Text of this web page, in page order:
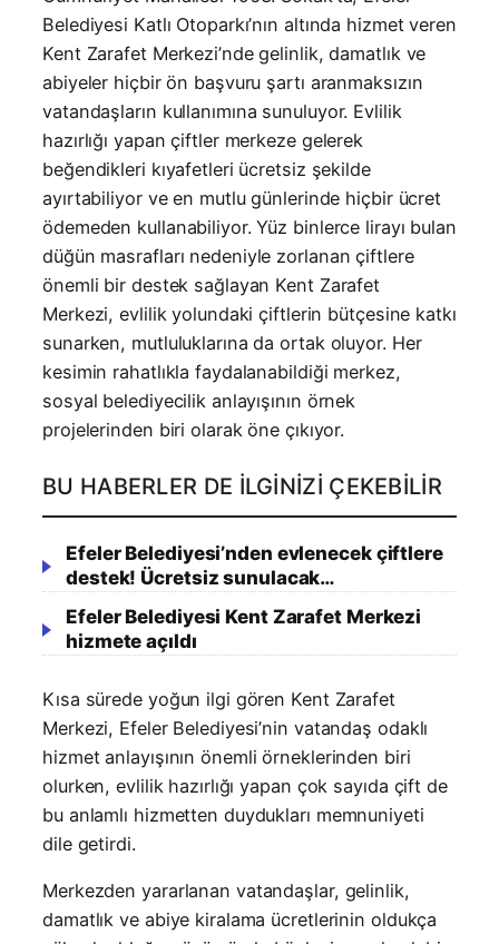
Belediyesi Katlı Otoparkı’nın altında hizmet veren
Kent Zarafet Merkezi’nde gelinlik, damatlık ve
abiyeler hiçbir ön başvuru şartı aranmaksızın
vatandaşların kullanımına sunuluyor. Evlilik
hazırlığı yapan çiftler merkeze gelerek
beğendikleri kıyafetleri ücretsiz şekilde
ayırtabiliyor ve en mutlu günlerinde hiçbir ücret
ödemeden kullanabiliyor. Yüz binlerce lirayı bulan
düğün masrafları nedeniyle zorlanan çiftlere
önemli bir destek sağlayan Kent Zarafet
Merkezi, evlilik yolundaki çiftlerin bütçesine katkı
sunarken, mutluluklarına da ortak oluyor. Her
kesimin rahatlıkla faydalanabildiği merkez,
sosyal belediyecilik anlayışının örnek
projelerinden biri olarak öne çıkıyor.
BU HABERLER DE İLGINIZI ÇEKEBILIR
Efeler Belediyesi’nden evlenecek çiftlere
destek! Ücretsiz sunulacak…
Efeler Belediyesi Kent Zarafet Merkezi
hizmete açıldı
Kısa sürede yoğun ilgi gören Kent Zarafet
Merkezi, Efeler Belediyesi’nin vatandaş odaklı
hizmet anlayışının önemli örneklerinden biri
olurken, evlilik hazırlığı yapan çok sayıda çift de
bu anlamlı hizmetten duydukları memnuniyeti
dile getirdi.
Merkezden yararlanan vatandaşlar, gelinlik,
damatlık ve abiye kiralama ücretlerinin oldukça